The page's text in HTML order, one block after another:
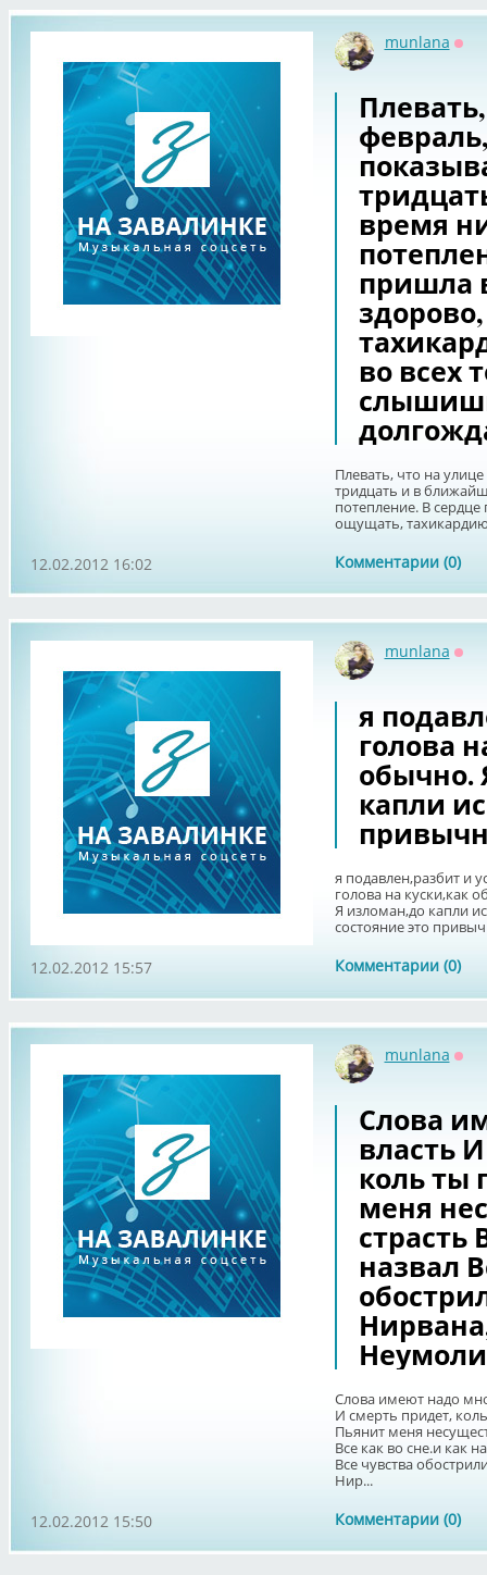
munlana
время
пришла
во всех
Плевать, что на
тридцать и в
потепление. В
ощущать,
Комментарии (0)
12.02.2012 16:02
munlana
я
голова
обычно.
капли
я подавлен,разбит и
голова на куски,как
Я изломан,до капли
состояние это
Комментарии (0)
12.02.2012 15:57
munlana
Слова
власть
коль ты
меня
страсть
назвал
Слова имеют надо
И смерть придет,
Пьянит меня
Все как во сне.и как
Все чувства
Нир...
Комментарии (0)
12.02.2012 15:50